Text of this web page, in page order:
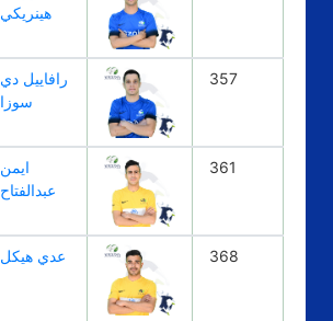
هينريكي
357
رافاييل دي
سوزا
361
ايمن
عبدالفتاح
368 عدي هيكل